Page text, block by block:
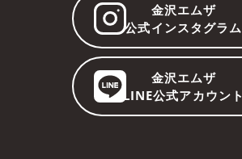
金沢エムザ
公式インスタグラム
金沢エムザ
LINE公式アカウント